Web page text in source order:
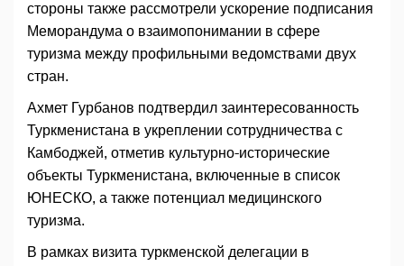
стороны также рассмотрели ускорение подписания
Меморандума о взаимопонимании в сфере
туризма между профильными ведомствами двух
стран.
Ахмет Гурбанов подтвердил заинтересованность
Туркменистана в укреплении сотрудничества с
Камбоджей, отметив культурно-исторические
объекты Туркменистана, включенные в список
ЮНЕСКО, а также потенциал медицинского
туризма.
В рамках визита туркменской делегации в